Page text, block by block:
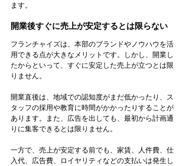
ます。
開業後すぐに売上が安定するとは限らない
フランチャイズは、本部のブランドやノウハウを活
用できる点が大きなメリットです。しかし、開業し
たからといって、すぐに安定した売上が立つとは限
りません。
開業直後は、地域での認知度がまだ低かったり、ス
タッフの採用や教育に時間がかかったりすることが
あります。また、広告を出しても、最初から計画通
りに集客できるとは限りません。
一方で、売上が安定する前でも、家賃、人件費、仕
入代、広告費、ロイヤリティなどの支払いは発生し